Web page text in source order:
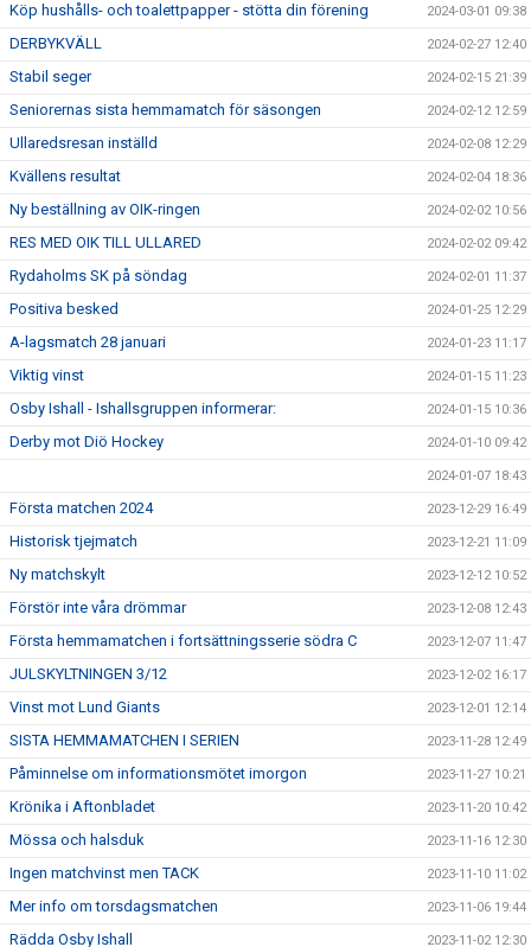
Köp hushålls- och toalettpapper - stötta din förening 2024-03-01 09:38
DERBYKVÄLL 2024-02-27 12:40
Stabil seger 2024-02-15 21:39
Seniorernas sista hemmamatch för säsongen 2024-02-12 12:59
Ullaredsresan inställd 2024-02-08 12:29
Kvällens resultat 2024-02-04 18:36
Ny beställning av OIK-ringen 2024-02-02 10:56
RES MED OIK TILL ULLARED 2024-02-02 09:42
Rydaholms SK på söndag 2024-02-01 11:37
Positiva besked 2024-01-25 12:29
A-lagsmatch 28 januari 2024-01-23 11:17
Viktig vinst 2024-01-15 11:23
Osby Ishall - Ishallsgruppen informerar: 2024-01-15 10:36
Derby mot Diö Hockey 2024-01-10 09:42
2024-01-07 18:43
Första matchen 2024 2023-12-29 16:49
Historisk tjejmatch 2023-12-21 11:09
Ny matchskylt 2023-12-12 10:52
Förstör inte våra drömmar 2023-12-08 12:43
Första hemmamatchen i fortsättningsserie södra C 2023-12-07 11:47
JULSKYLTNINGEN 3/12 2023-12-02 16:17
Vinst mot Lund Giants 2023-12-01 12:14
SISTA HEMMAMATCHEN I SERIEN 2023-11-28 12:49
Påminnelse om informationsmötet imorgon 2023-11-27 10:21
Krönika i Aftonbladet 2023-11-20 10:42
Mössa och halsduk 2023-11-16 12:30
Ingen matchvinst men TACK 2023-11-10 11:02
Mer info om torsdagsmatchen 2023-11-06 19:44
Rädda Osby Ishall 2023-11-02 12:30